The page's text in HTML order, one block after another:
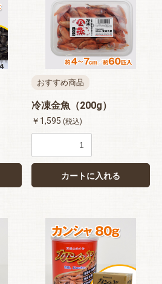
おすすめ商品
冷凍金魚（200g）
￥1,595 (税込)
カートに入れる